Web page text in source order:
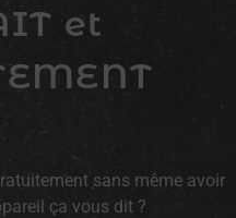
et
sans même avoir
ça vous dit ?